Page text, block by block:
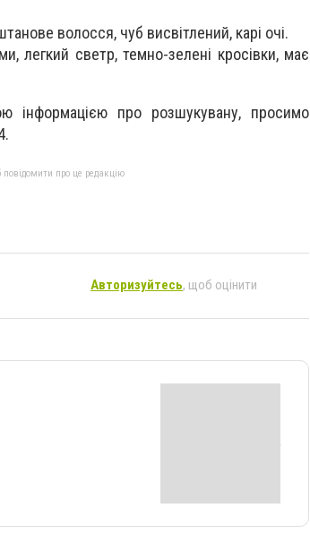
волосся, чуб висвітлений, карі очі.
легкий светр, темно-зелені кросівки, має
інформацією про розшукувану, просимо
про це редакцію
Авторизуйтесь, щоб оцінити